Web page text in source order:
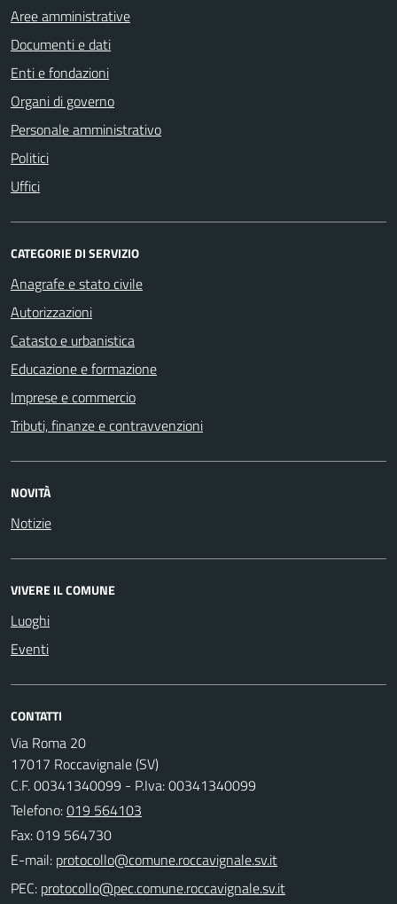
Aree amministrative
Documenti e dati
Enti e fondazioni
Organi di governo
Personale amministrativo
Politici
Uffici
CATEGORIE DI SERVIZIO
Anagrafe e stato civile
Autorizzazioni
Catasto e urbanistica
Educazione e formazione
Imprese e commercio
Tributi, finanze e contravvenzioni
NOVITÀ
Notizie
VIVERE IL COMUNE
Luoghi
Eventi
CONTATTI
Via Roma 20
17017 Roccavignale (SV)
C.F. 00341340099 - P.Iva: 00341340099
Telefono:019 564103
Fax: 019 564730
E-mail:
PEC: